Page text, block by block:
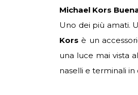
Michael Kors
Uno dei più amati.
Kors è un
una luce mai vista
naselli e terminali